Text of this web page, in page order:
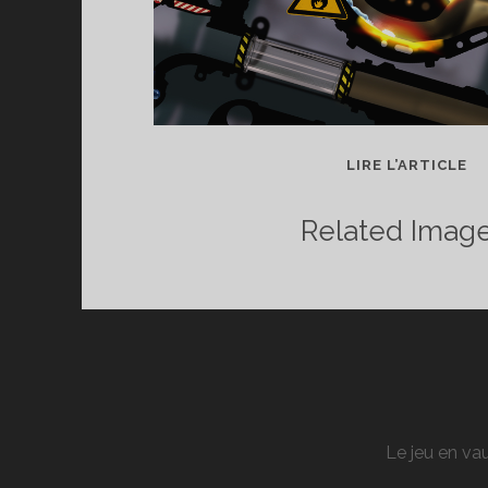
LIRE L’ARTICLE
Related
Le jeu en